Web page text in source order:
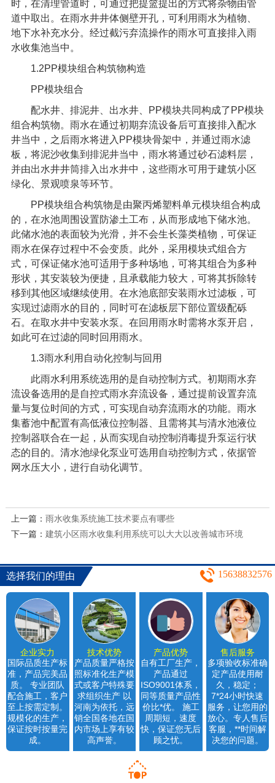
时，在清理管道时，可通过把提篮提出的方式将杂物由管
道中取出。在雨水井井体侧壁开孔，可利用雨水为植物、
地下水补充水分。经过截污弃流操作的雨水可直接排入雨
水收集池当中。
1.2PP模块组合构筑物构造
PP模块组合
配水井、排泥井、出水井、
PP模块共同构成了 PP模块
组合构筑物。雨水在通过初期弃流设备后可直接排入配水
井当中，之后雨水将进入 PP模块骨架中，并通过雨水滤
板，将泥沙收集到排泥井当中，雨水将通过砂石滤料层，
并由出水井井筒排入出水井中，这些雨水可用于建筑小区
绿化、景观喷泉等环节。
PP模块组合构筑物是由聚丙烯塑料单元模块组合构成
的，在水池周围设置防渗土工布，从而形成地下储水池。
此储水池的表面较为光滑，并不会生长藻类植物，可保证
雨水在保存过程中不会变质。此外，采用模块式组合方
式，可保证储水池可适用于多种场地，可将其组合为多种
形状，其安装较为便捷，且承载能力较大，可将其拆除转
移到其他区域继续使用。在水池底部安装雨水过滤板，可
实现过滤雨水的目的，同时可在滤板层下部位置级配砾
石。在取水井中安装水泵。在回用雨水时需将水泵开启，
如此可在过滤的同时回用雨水。
1.3雨水利用自动化控制与回用
此雨水利用系统选用的是自动控制方式。初期雨水弃
流设备选用的是自控式雨水弃流设备，通过提前设置弃流
量与复位时间的方式，可实现自动弃流雨水的功能。雨水
集蓄池中配置有高低液位控制器、且需将其与清水池液位
控制器联合在一起，从而实现自动控制消毒提升泵运行状
态的目的。清水池绿化泵业可选用自动控制方式，依据管
网水压大小，进行自动化调节。
上一篇： 雨水收集系统施工技术要点有哪些
下一篇： 建筑小区雨水收集利用系统可以大大以改善城市环境
选择我们的理由 15638832576
企业实力
国际品质生产标
准，产品完美品
质。 专业团队
配合施工，客户
至上按需定制。
规模化的生产，
保证按时按量完
成。
技术优势
产品质量严格按
照标准化生产模
式或客户特殊要
求组织生产 以
河南为依托，远
销全国各地在国
内市场上享有较
高声誉。
产品优势
自有工厂生产，
产品通过
ISO9001体系，
同等质量产品性
价比*优。 施工
周期短，速度
快，保证您无后
顾之忧。
售后服务
多项验收标准确
定产品使用耐
久，稳定；
7*24小时快速
服务，让您用的
放心。专人售后
客服，**时间解
决您的问题。